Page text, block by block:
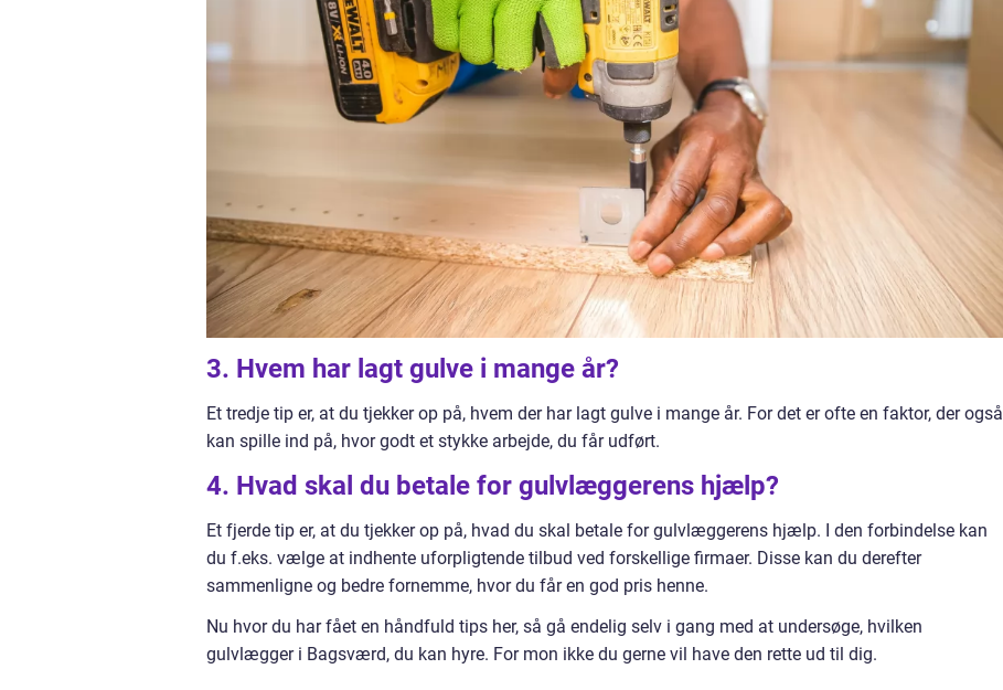
3. Hvem har lagt gulve i mange år?
Et tredje tip er, at du tjekker op på, hvem der har lagt gulve i mange år. For det er ofte en faktor, der også
kan spille ind på, hvor godt et stykke arbejde, du får udført.
4. Hvad skal du betale for gulvlæggerens hjælp?
Et fjerde tip er, at du tjekker op på, hvad du skal betale for gulvlæggerens hjælp. I den forbindelse kan
du f.eks. vælge at indhente uforpligtende tilbud ved forskellige firmaer. Disse kan du derefter
sammenligne og bedre fornemme, hvor du får en god pris henne.
Nu hvor du har fået en håndfuld tips her, så gå endelig selv i gang med at undersøge, hvilken
gulvlægger i Bagsværd, du kan hyre. For mon ikke du gerne vil have den rette ud til dig.